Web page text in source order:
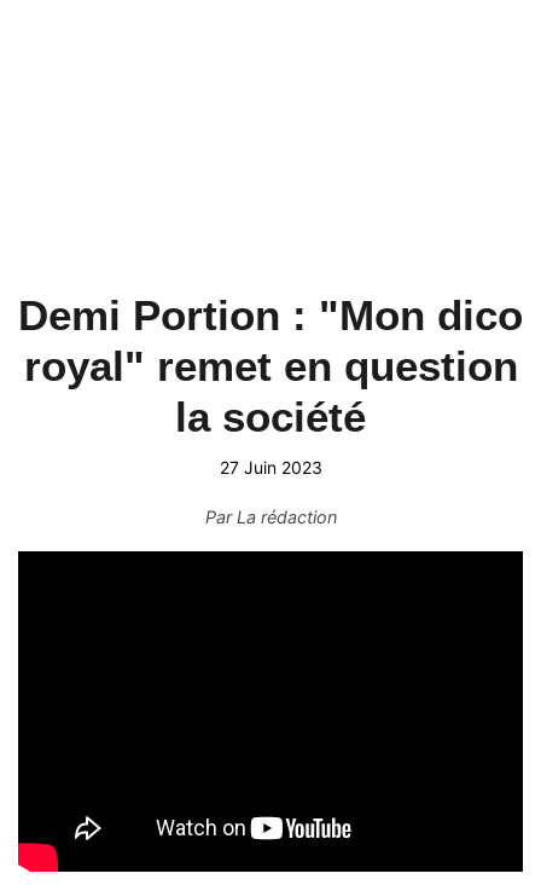
Demi Portion : "Mon dico
royal" remet en question
la société
27 Juin 2023
ParLa rédaction